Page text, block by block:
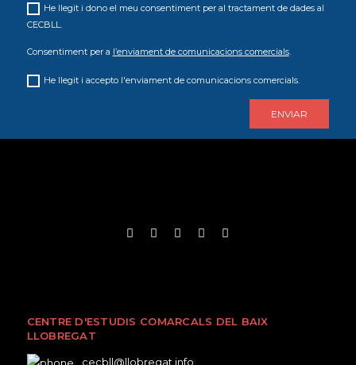
He llegit i dono el meu consentiment per al tractament de dades al
CECBLL.
Consentiment per a l’enviament de comunicacions comercials.
He llegit i accepto l'enviament de comunicacions comercials.
CENTRE D'ESTUDIS COMARCALS DEL BAIX
LLOBREGAT
cecbll@llobregat.info